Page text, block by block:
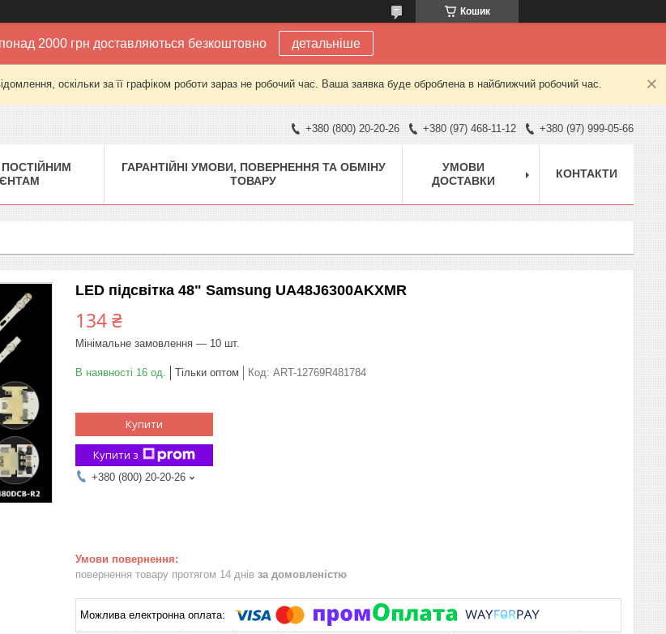
Кошик
2000 грн доставляються безкоштовно детальніше
оскільки за її графіком роботи зараз не робочий час. Ваша заявка буде оброблена в найближчий робочий час.
+380 (800) 20-20-26 +380 (97) 468-11-12 +380 (97) 999-05-66
ГАРАНТІЙНІ УМОВИ, ПОВЕРНЕННЯ ТА ОБМІНУ
ТОВАРУ
УМОВИ
ДОСТАВКИ
КОНТАКТИ
LED підсвітка 48" Samsung UA48J6300AKXMR
134 ₴
Мінімальне замовлення — 10 шт.
В наявності 16 од. Тільки оптом Код: ART-12769R481784
Купити
Купити з
+380 (800) 20-20-26
повернення товару протягом 14 днів за домовленістю